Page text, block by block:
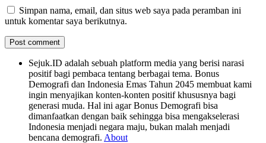
Simpan nama, email, dan situs web saya pada peramban ini
untuk komentar saya berikutnya.
Sejuk.ID adalah sebuah platform media yang berisi narasi
positif bagi pembaca tentang berbagai tema. Bonus
Demografi dan Indonesia Emas Tahun 2045 membuat kami
ingin menyajikan konten-konten positif khususnya bagi
generasi muda. Hal ini agar Bonus Demografi bisa
dimanfaatkan dengan baik sehingga bisa mengakselerasi
Indonesia menjadi negara maju, bukan malah menjadi
bencana demografi. About